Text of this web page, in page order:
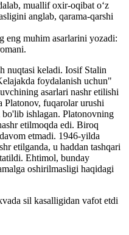
muallif oxir-oqibat o‘z
anglab, qarama-qarshi
eng muhim asarlarini yozadi:
nuqtasi keladi. Iosif Stalin
foydalanish uchun"
asarlari nashr etilishi
fuqarolar urushi
ishlagan. Platonovning
etilmoqda edi. Biroq
etmadi. 1946-yilda
etilganda, u haddan tashqari
Ehtimol, bunday
oshirilmasligi haqidagi
sil kasalligidan vafot etdi